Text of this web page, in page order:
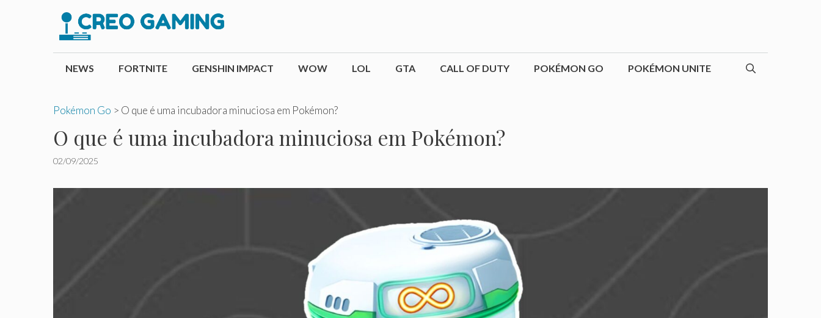
conteúdo
NEWS FORTNITE GENSHIN IMPACT WOW LOL GTA CALL OF DUTY POKÉMON GO POKÉMON UNITE
Pokémon Go > O que é uma incubadora minuciosa em Pokémon?
O que é uma incubadora minuciosa em Pokémon?
02/09/2025